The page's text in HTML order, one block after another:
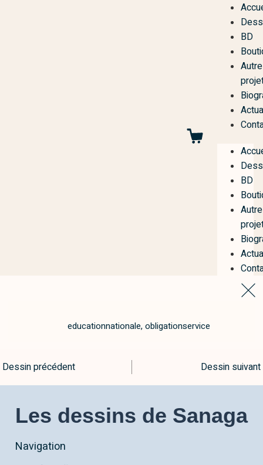
BD
BD
educationnationale,obligationservice
Dessin précédent Dessin suivant
Les dessins de Sanaga
Navigation